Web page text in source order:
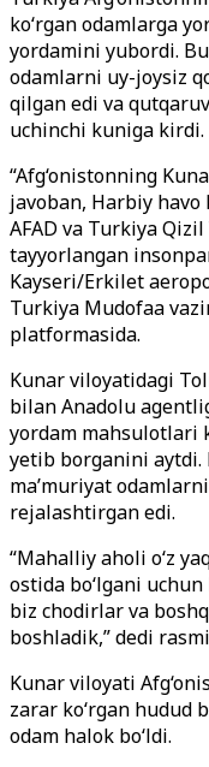
ko‘rgan odamlarga
yordamini yubordi.
odamlarni uy-joysiz
qilgan edi va
uchinchi kuniga kirdi.
“Afg‘onistonning
javoban, Harbiy
AFAD va Turkiya
tayyorlangan
Kayseri/Erkilet
Turkiya Mudofaa
platformasida.
Kunar viloyatidagi
bilan Anadolu
yordam mahsulotlari
yetib borganini aytdi.
ma’muriyat
rejalashtirgan edi.
“Mahalliy aholi o‘z
ostida bo‘lgani uchun
biz chodirlar va
boshladik,” dedi
Kunar viloyati
zarar ko‘rgan hudud
odam halok bo‘ldi.